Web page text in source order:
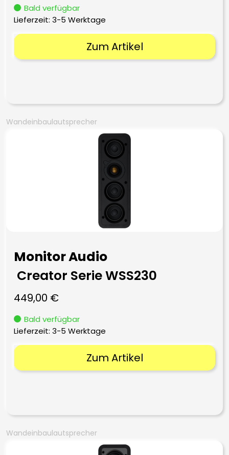
Bald verfügbar
Lieferzeit: 3-5 Werktage
Zum Artikel
Wandeinbaulautsprecher
Monitor Audio
Creator Serie WSS230
449,00 €
Bald verfügbar
Lieferzeit: 3-5 Werktage
Zum Artikel
Wandeinbaulautsprecher